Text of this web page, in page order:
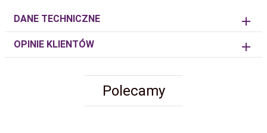
DANE TECHNICZNE
OPINIE KLIENTÓW
Polecamy